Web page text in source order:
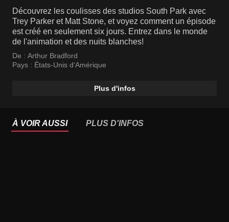
Découvrez les coulisses des studios South Park avec
Trey Parker et Matt Stone, et voyez comment un épisode
est créé en seulement six jours. Entrez dans le monde
de l'animation et des nuits blanches!
De : Arthur Bradford
Pays : États-Unis d'Amérique
Plus d'infos
À VOIR AUSSI PLUS D'INFOS